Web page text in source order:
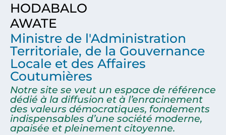
HODABALO
AWATE
Ministre de l'Administration
Territoriale, de la Gouvernance
Locale et des Affaires
Coutumières
Notre site se veut un espace de référence
dédié à la diffusion et à l’enracinement
des valeurs démocratiques, fondements
indispensables d’une société moderne,
apaisée et pleinement citoyenne.